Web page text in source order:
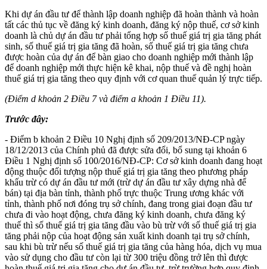
Khi dự án đầu tư để thành lập doanh nghiệp đã hoàn thành và hoàn
tất các thủ tục về đăng ký kinh doanh, đăng ký nộp thuế, cơ sở kinh
doanh là chủ dự án đầu tư phải tổng hợp số thuế giá trị gia tăng phát
sinh, số thuế giá trị gia tăng đã hoàn, số thuế giá trị gia tăng chưa
được hoàn của dự án để bàn giao cho doanh nghiệp mới thành lập
để doanh nghiệp mới thực hiện kê khai, nộp thuế và đề nghị hoàn
thuế giá trị gia tăng theo quy định với cơ quan thuế quản lý trực tiếp.
(Điểm d khoản 2 Điều 7 và điểm a khoản 1 Điều 11).
Trước đây:
- Điểm b khoản 2 Điều 10 Nghị định số 209/2013/NĐ-CP ngày
18/12/2013 của Chính phủ đã được sửa đổi, bổ sung tại khoản 6
Điều 1 Nghị định số 100/2016/NĐ-CP: Cơ sở kinh doanh đang hoạt
động thuộc đối tượng nộp thuế giá trị gia tăng theo phương pháp
khấu trừ có dự án đầu tư mới (trừ dự án đầu tư xây dựng nhà để
bán) tại địa bàn tỉnh, thành phố trực thuộc Trung ương khác với
tỉnh, thành phố nơi đóng trụ sở chính, đang trong giai đoạn đầu tư
chưa đi vào hoạt động, chưa đăng ký kinh doanh, chưa đăng ký
thuế thì số thuế giá trị gia tăng đầu vào bù trừ với số thuế giá trị gia
tăng phải nộp của hoạt động sản xuất kinh doanh tại trụ sở chính,
sau khi bù trừ nếu số thuế giá trị gia tăng của hàng hóa, dịch vụ mua
vào sử dụng cho đầu tư còn lại từ 300 triệu đồng trở lên thì được